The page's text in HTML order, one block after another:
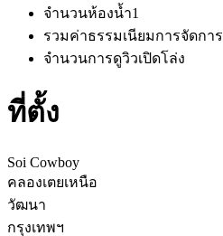
จำนวนห้องน้ำ1
รวมค่าธรรมเนียมการจัดการ
จำนวนการดูวิวเปิดโล่ง
ที่ตั้ง
Soi Cowboy
คลองเตยเหนือ
วัฒนา
กรุงเทพฯ